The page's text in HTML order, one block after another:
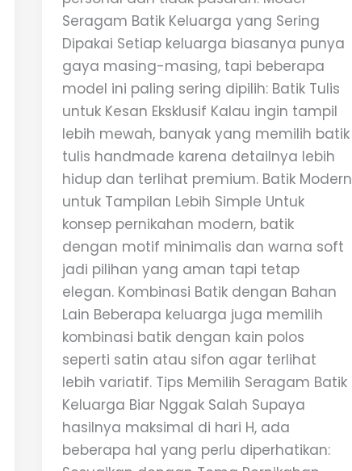
Seragam Batik Keluarga yang Sering
Dipakai Setiap keluarga biasanya punya
gaya masing-masing, tapi beberapa
model ini paling sering dipilih: Batik Tulis
untuk Kesan Eksklusif Kalau ingin tampil
lebih mewah, banyak yang memilih batik
tulis handmade karena detailnya lebih
hidup dan terlihat premium. Batik Modern
untuk Tampilan Lebih Simple Untuk
konsep pernikahan modern, batik
dengan motif minimalis dan warna soft
jadi pilihan yang aman tapi tetap
elegan. Kombinasi Batik dengan Bahan
Lain Beberapa keluarga juga memilih
kombinasi batik dengan kain polos
seperti satin atau sifon agar terlihat
lebih variatif. Tips Memilih Seragam Batik
Keluarga Biar Nggak Salah Supaya
hasilnya maksimal di hari H, ada
beberapa hal yang perlu diperhatikan: